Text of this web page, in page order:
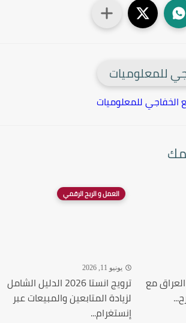
للمعلوميات
للمعلوميات
مع
العمل و الربح الرقمي
يونيو 11, 2026
ترويج انستا 2026 الدليل الشامل
لزيادة المتابعين والمبيعات عبر
إنستغرام...